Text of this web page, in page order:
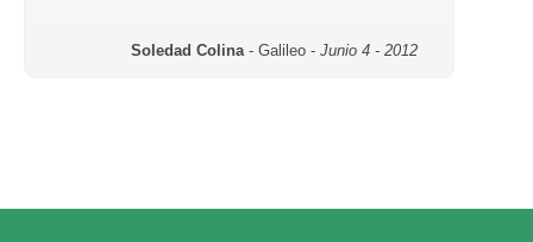
Soledad Colina- Galileo - Junio 4 - 2012